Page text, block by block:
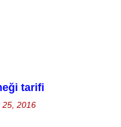
tarifi
25, 2016